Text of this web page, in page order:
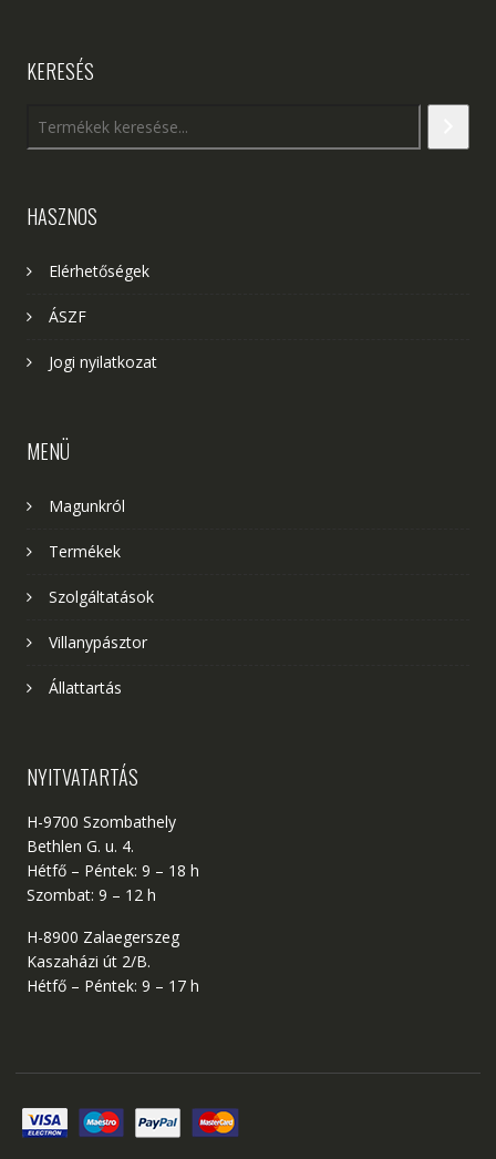
KERESÉS
HASZNOS
Elérhetőségek
ÁSZF
Jogi nyilatkozat
MENÜ
Magunkról
Termékek
Szolgáltatások
Villanypásztor
Állattartás
NYITVATARTÁS
H-9700 Szombathely
Bethlen G. u. 4.
Hétfő – Péntek: 9 – 18 h
Szombat: 9 – 12 h
H-8900 Zalaegerszeg
Kaszaházi út 2/B.
Hétfő – Péntek: 9 – 17 h